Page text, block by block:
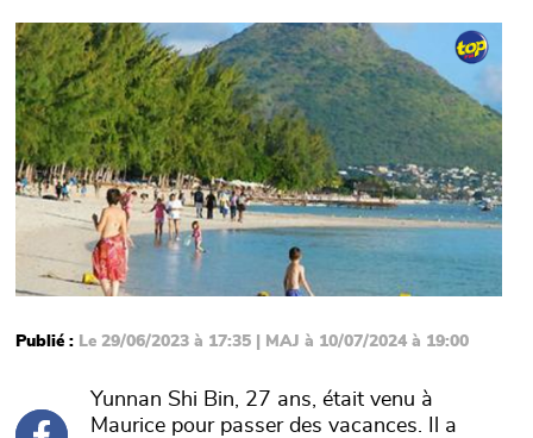
Main picture
Publié : Le 29/06/2023 à 17:35 | MAJ à 10/07/2024 à 19:00
Yunnan Shi Bin, 27 ans, était venu à
Maurice pour passer des vacances. Il a